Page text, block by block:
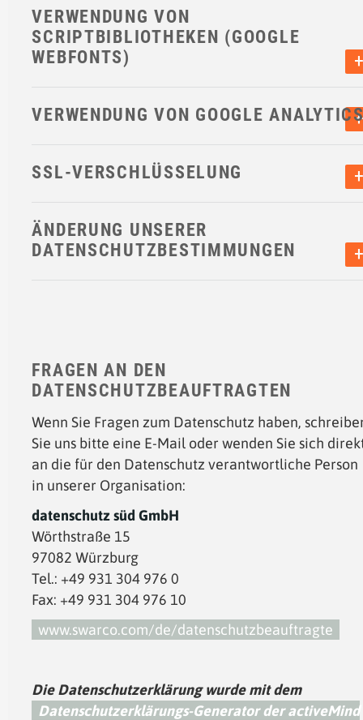
VERWENDUNG VON
SCRIPTBIBLIOTHEKEN (GOOGLE
WEBFONTS)
VERWENDUNG VON GOOGLE
SSL-VERSCHLÜSSELUNG
ÄNDERUNG UNSERER
DATENSCHUTZBESTIMMUNGEN
FRAGEN AN DEN
DATENSCHUTZBEAUFTRAGTEN
Wenn Sie Fragen zum Datenschutz haben,
Sie uns bitte eine E-Mail oder wenden Sie sich
an die für den Datenschutz verantwortliche Person
in unserer Organisation:
datenschutz süd GmbH
Wörthstraße 15
97082 Würzburg
Tel.: +49 931 304 976 0
Fax: +49 931 304 976 10
www.swarco.com/de/datenschutzbeauftragte
Die Datenschutzerklärung wurde mit dem
Datenschutzerklärungs-Generator der activeMind